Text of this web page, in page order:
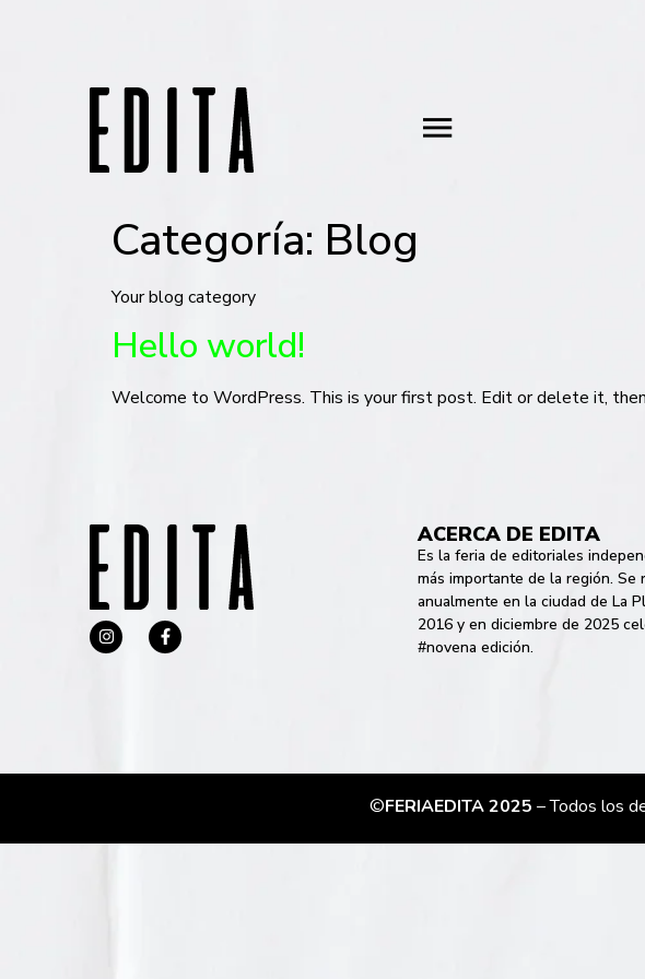
Categoría: Blog
Your blog category
Hello world!
Welcome to WordPress. This is your first post. Edit or delete it,
ACERCA DE EDITA
Es la feria de editoriales
más importante de la región. Se
anualmente en la ciudad de La
2016 y en diciembre de 2025
#novena edición.
©FERIAEDITA 2025 – Todos los